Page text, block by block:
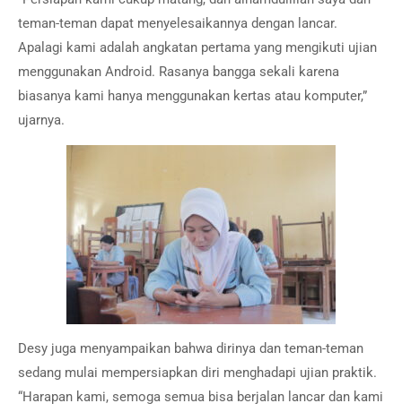
teman-teman dapat menyelesaikannya dengan lancar.
Apalagi kami adalah angkatan pertama yang mengikuti ujian
menggunakan Android. Rasanya bangga sekali karena
biasanya kami hanya menggunakan kertas atau komputer,”
ujarnya.
Desy juga menyampaikan bahwa dirinya dan teman-teman
sedang mulai mempersiapkan diri menghadapi ujian praktik.
“Harapan kami, semoga semua bisa berjalan lancar dan kami